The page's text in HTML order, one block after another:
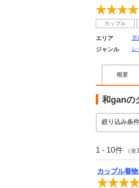
カップル
エリア 京
ジャンル
レ
概要
和ganの
絞り込み条件
1 - 10件 （全
カップル着